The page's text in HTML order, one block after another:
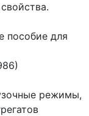
пособие для
режимы,